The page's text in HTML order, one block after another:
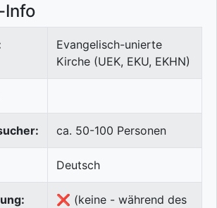
Info
Evangelisch-unierte
Kirche (UEK, EKU, EKHN)
ca. 50-100 Personen
Deutsch
❌ (keine - während des